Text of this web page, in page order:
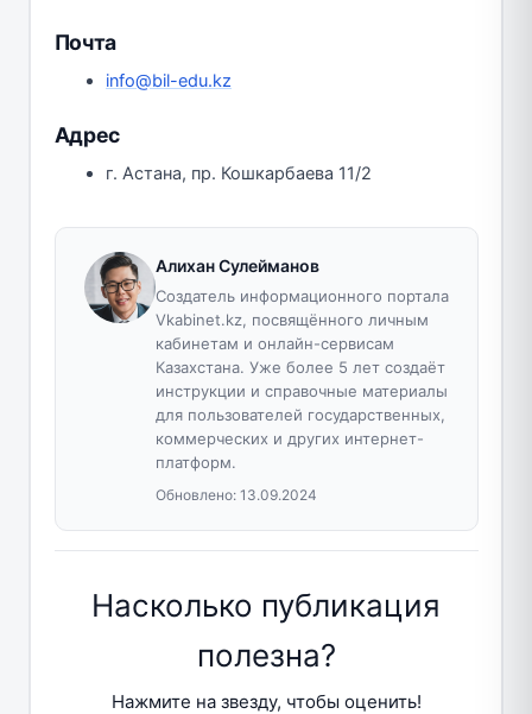
Почта
info@bil-edu.kz
Адрес
г. Астана, пр. Кошкарбаева 11/2
Алихан Сулейманов
Создатель информационного портала
Vkabinet.kz, посвящённого личным
кабинетам и онлайн-сервисам
Казахстана. Уже более 5 лет создаёт
инструкции и справочные материалы
для пользователей государственных,
коммерческих и других интернет-
платформ.
Обновлено: 13.09.2024
Насколько публикация
полезна?
Нажмите на звезду, чтобы оценить!